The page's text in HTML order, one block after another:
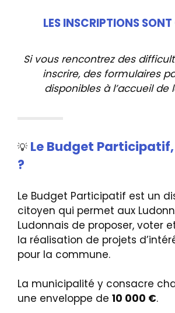
LES INSCRIPTIONS SONT
Si vous rencontrez des
inscrire, des formulaires
disponibles à l’accueil de
💡 Le Budget
?
Le Budget Participatif est un
citoyen qui permet aux
Ludonnais de proposer, voter
la réalisation de projets
pour la commune.
La municipalité y consacre
une enveloppe de 10 000 €.